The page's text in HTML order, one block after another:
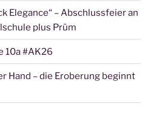
Elegance“ – Abschlussfeier an
plus Prüm
10a #AK26
Hand – die Eroberung beginnt